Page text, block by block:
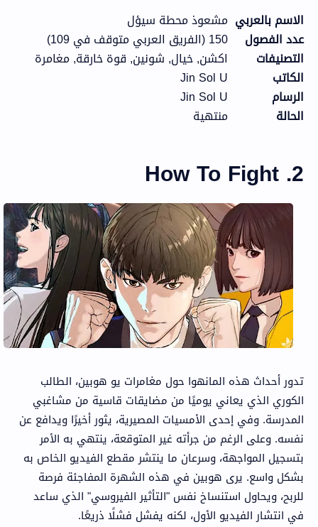
الاسم بالعربي مشعوذ محطة سيؤل
عدد الفصول
150 (الفريق العربي متوقف في 109)
التصنيفات
اكشن, خيال, شونين, قوة خارقة, مغامرة
الكاتب
Jin Sol U
الرسام
Jin Sol U
الحالة
منتهية
2. How To Fight
تدور أحداث هذه المانهوا حول مغامرات يو هوبين، الطالب
الكوري الذي يعاني يوميًا من مضايقات قاسية من مشاغبي
المدرسة. وفي إحدى الأمسيات المصيرية، يثور أخيرًا ويدافع عن
نفسه. وعلى الرغم من جرأته غير المتوقعة، ينتهي به الأمر
بتسجيل المواجهة، وسرعان ما ينتشر مقطع الفيديو الخاص به
بشكل واسع. يرى هوبين في هذه الشهرة المفاجئة فرصة
للربح، ويحاول استنساخ نفس "التأثير الفيروسي" الذي ساعد
في انتشار الفيديو الأول، لكنه يفشل فشلًا ذريعًا.